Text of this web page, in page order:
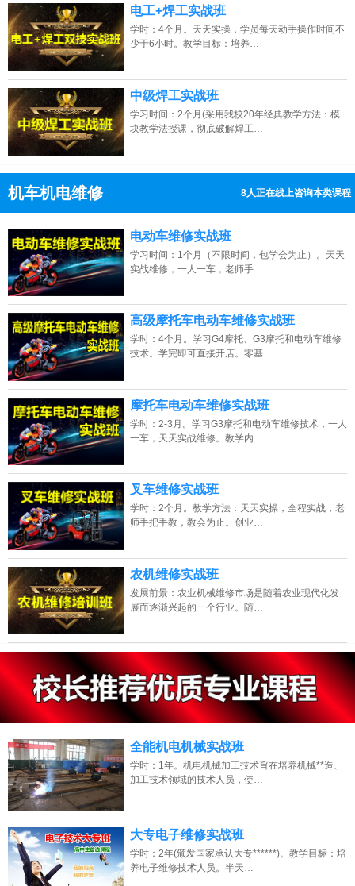
电工+焊工实战班
学时：4个月。天天实操，学员每天动手操作时间不
少于6小时。教学目标：培养…
中级焊工实战班
学习时间：2个月(采用我校20年经典教学方法：模
块教学法授课，彻底破解焊工…
机车机电维修 8人正在线上咨询本类课程
点击免费咨询电话：13807313137
电动车维修实战班
学习时间：1个月（不限时间，包学会为止）。天天
实战维修，一人一车，老师手…
高级摩托车电动车维修实战班
学时：4个月。学习G4摩托、G3摩托和电动车维修
技术。学完即可直接开店。零基…
摩托车电动车维修实战班
学时：2-3月。学习G3摩托和电动车维修技术，一人
一车，天天实战维修。教学内…
叉车维修实战班
学时：2个月。教学方法：天天实操，全程实战，老
师手把手教，教会为止。创业…
农机维修实战班
发展前景：农业机械维修市场是随着农业现代化发
展而逐渐兴起的一个行业。随…
点击免费咨询电话：13807313137
全能机电机械实战班
学时：1年。机电机械加工技术旨在培养机械**造、
加工技术领域的技术人员，使…
大专电子维修实战班
学时：2年(颁发国家承认大专******)。教学目标：培
养电子维修技术人员。半天…